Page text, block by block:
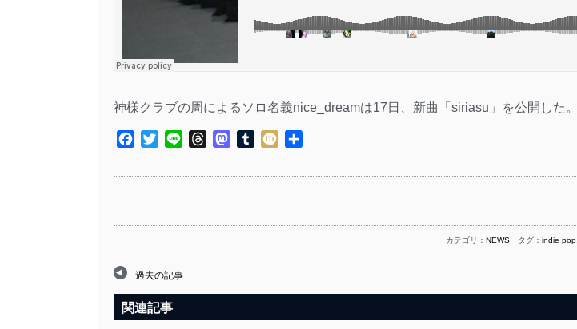
神様クラブの周によるソロ名義nice_dreamは17日、新曲「siriasu」を公開した。
Facebook
TwitterLine ThreadsMastodon
TumblrMixi
カテゴリ： NEWS タグ： indie pop
過去の記事
関連記事